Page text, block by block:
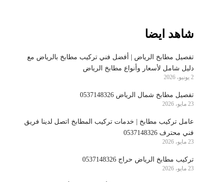
شاهد ايضا
تفصيل مطابخ الرياض | أفضل فني تركيب مطابخ بالرياض مع
دليل شامل لأسعار وأنواع مطابخ الرياض
2 يونيو، 2026
تفصيل مطابخ شمال الرياض 0537148326
23 مايو، 2026
عامل تركيب مطابخ | خدمات تركيب المطابخ اتصل لدينا فريق
فني محترف 0537148326
23 مايو، 2026
تركيب مطابخ الرياض حراج 0537148326
23 مايو، 2026